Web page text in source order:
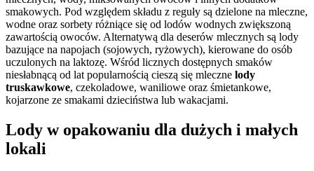
smakowych. Pod względem składu z reguły są dzielone na mleczne,
wodne oraz sorbety różniące się od lodów wodnych zwiększoną
zawartością owoców. Alternatywą dla deserów mlecznych są lody
bazujące na napojach (sojowych, ryżowych), kierowane do osób
uczulonych na laktozę. Wśród licznych dostępnych smaków
niesłabnącą od lat popularnością cieszą się mleczne lody
truskawkowe, czekoladowe, waniliowe oraz śmietankowe,
kojarzone ze smakami dzieciństwa lub wakacjami.
Lody w opakowaniu dla dużych i małych
lokali